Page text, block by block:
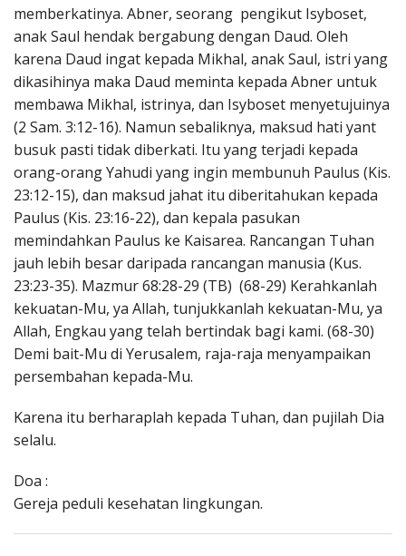
memberkatinya. Abner, seorang pengikut Isyboset,
anak Saul hendak bergabung dengan Daud. Oleh
karena Daud ingat kepada Mikhal, anak Saul, istri yang
dikasihinya maka Daud meminta kepada Abner untuk
membawa Mikhal, istrinya, dan Isyboset menyetujuinya
(2 Sam. 3:12-16). Namun sebaliknya, maksud hati yant
busuk pasti tidak diberkati. Itu yang terjadi kepada
orang-orang Yahudi yang ingin membunuh Paulus (Kis.
23:12-15), dan maksud jahat itu diberitahukan kepada
Paulus (Kis. 23:16-22), dan kepala pasukan
memindahkan Paulus ke Kaisarea. Rancangan Tuhan
jauh lebih besar daripada rancangan manusia (Kus.
23:23-35). Mazmur 68:28-29 (TB) (68-29) Kerahkanlah
kekuatan-Mu, ya Allah, tunjukkanlah kekuatan-Mu, ya
Allah, Engkau yang telah bertindak bagi kami. (68-30)
Demi bait-Mu di Yerusalem, raja-raja menyampaikan
persembahan kepada-Mu.
Karena itu berharaplah kepada Tuhan, dan pujilah Dia
selalu.
Doa :
Gereja peduli kesehatan lingkungan.